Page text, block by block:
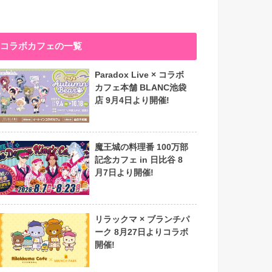
コラボカフェの一覧
Paradox Live × コラボ
カフェ本舗 BLANC池袋
店 9月4日より開催!
魔王城の料理番 100万部
記念カフェ in 日比谷 8
月7日より開催!
リラックマ × ブランチパ
ーク 8月27日よりコラボ
開催!